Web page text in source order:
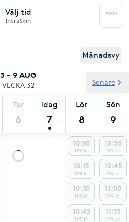
Välj tid
IntraSkin
Månadsvy
3 - 9 AUG
VECKA 32
Tor
6
Idag
7
Lör
8
Sön
9
Senare
10:00
199 kr
10:15
199 kr
10:30
199 kr
10:45
199 kr
10:30
199 kr
10:45
199 kr
11:00
199 kr
11:15
199 kr